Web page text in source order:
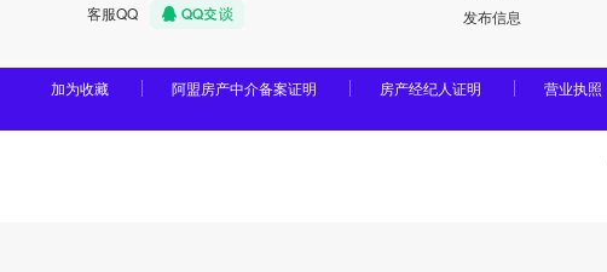
客服QQ
发布信息
加为收藏 阿盟房产中介备案证明 房产经纪人证明 营业执照